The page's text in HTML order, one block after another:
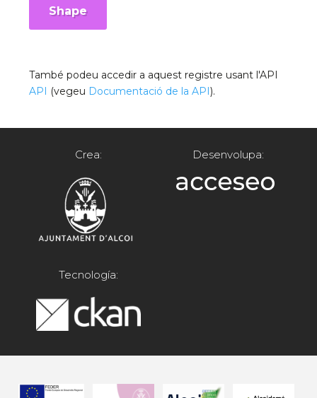
Shape
També podeu accedir a aquest registre usant l'API
API (vegeu Documentació de la API).
Crea: Desenvolupa:
Tecnología: